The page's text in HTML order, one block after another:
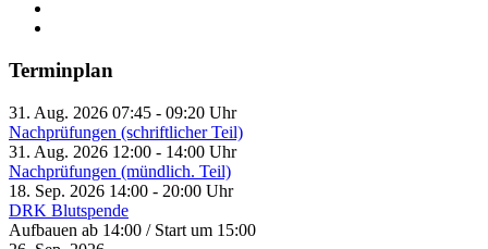
Terminplan
31. Aug. 2026 07:45 - 09:20 Uhr
Nachprüfungen (schriftlicher Teil)
31. Aug. 2026 12:00 - 14:00 Uhr
Nachprüfungen (mündlich. Teil)
18. Sep. 2026 14:00 - 20:00 Uhr
DRK Blutspende
Aufbauen ab 14:00 / Start um 15:00